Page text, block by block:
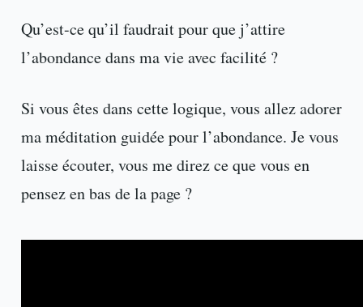
Qu’est-ce qu’il faudrait pour que j’attire
l’abondance dans ma vie avec facilité ?
Si vous êtes dans cette logique, vous allez adorer
ma méditation guidée pour l’abondance. Je vous
laisse écouter, vous me direz ce que vous en
pensez en bas de la page ?